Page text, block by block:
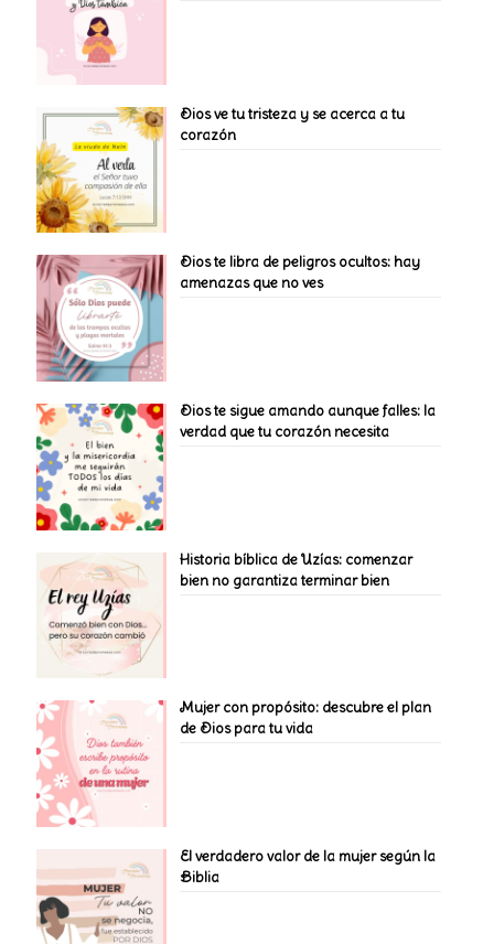
Dios ve tu tristeza y se acerca a tu
corazón
Dios te libra de peligros ocultos: hay
amenazas que no ves
Dios te sigue amando aunque falles: la
verdad que tu corazón necesita
Historia bíblica de Uzías: comenzar
bien no garantiza terminar bien
Mujer con propósito: descubre el plan
de Dios para tu vida
El verdadero valor de la mujer según la
Biblia